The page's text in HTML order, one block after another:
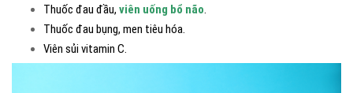
Thuốc đau đầu, viên uống bổ não.
Thuốc đau bụng, men tiêu hóa.
Viên sủi vitamin C.